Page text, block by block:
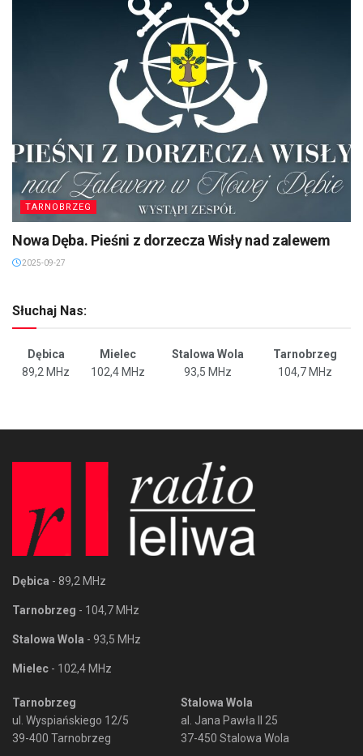
TARNOBRZEG
Nowa Dęba. Pieśni z dorzecza Wisły nad zalewem
2025-09-27
Słuchaj Nas:
Dębica Mielec Stalowa Wola
Tarnobrzeg
89,2 MHz
102,4 MHz 93,5 MHz 104,7 MHz
Dębica - 89,2 MHz
Tarnobrzeg - 104,7 MHz
Stalowa Wola - 93,5 MHz
Mielec - 102,4 MHz
Tarnobrzeg
ul. Wyspiańskiego 12/5
39-400 Tarnobrzeg
Stalowa Wola
al. Jana Pawła II 25
37-450 Stalowa Wola